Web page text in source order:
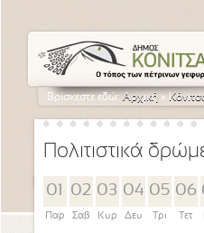
Βρίσκεστε εδώ:Αρχική »
Πολιτιστικά
01
Παρ
02
Σαβ
03
Κυρ
04
Δευ
05
Τρι
06
Τετ